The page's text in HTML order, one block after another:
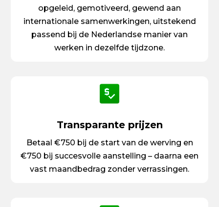
opgeleid, gemotiveerd, gewend aan
internationale samenwerkingen, uitstekend
passend bij de Nederlandse manier van
werken in dezelfde tijdzone.
Transparante prijzen
Betaal €750 bij de start van de werving en
€750 bij succesvolle aanstelling – daarna een
vast maandbedrag zonder verrassingen.